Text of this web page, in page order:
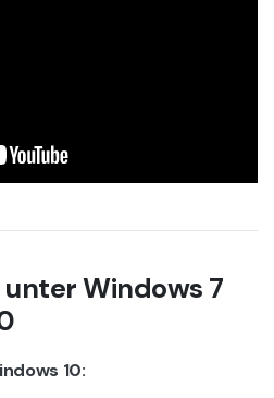
unter Windows 7
10: